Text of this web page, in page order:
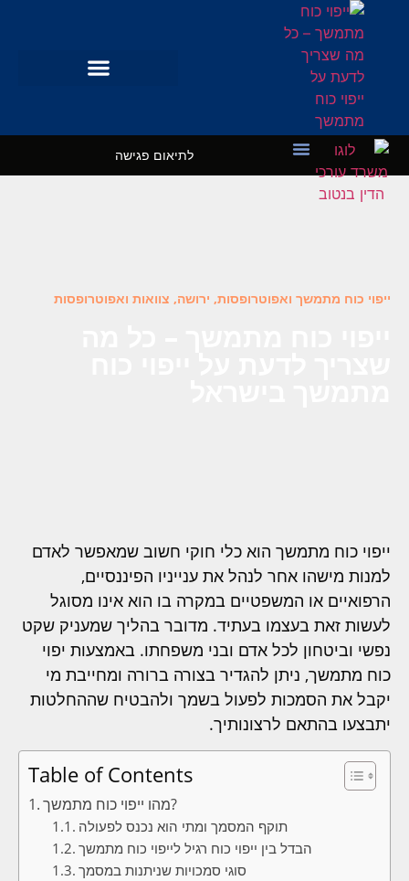
לתיאום פגישה
ייפוי כוח מתמשך ואפוטרופסות, ירושה, צוואות ואפוטרופסות
ייפוי כוח מתמשך הוא כלי חוקי חשוב שמאפשר לאדם
למנות מישהו אחר לנהל את ענייניו הפיננסיים,
הרפואיים או המשפטיים במקרה בו הוא אינו מסוגל
לעשות זאת בעצמו בעתיד. מדובר בהליך שמעניק שקט
נפשי וביטחון לכל אדם ובני משפחתו. באמצעות יפוי
כוח מתמשך, ניתן להגדיר בצורה ברורה ומחייבת מי
יקבל את הסמכות לפעול בשמך ולהבטיח שההחלטות
יתבצעו בהתאם לרצונותיך.
Table of Contents
מהו ייפוי כוח מתמשך?
תוקף המסמך ומתי הוא נכנס לפעולה
הבדל בין ייפוי כוח רגיל לייפוי כוח מתמשך
סוגי סמכויות שניתנות במסמך